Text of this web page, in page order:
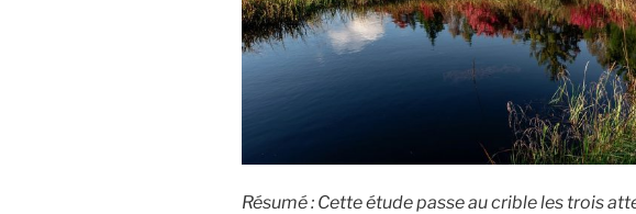
Résumé : Cette étude passe au crible les trois